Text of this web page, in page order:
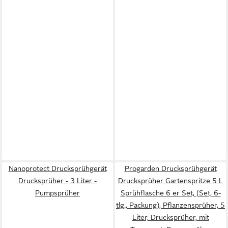
Nanoprotect Drucksprühgerät
Drucksprüher - 3 Liter -
Pumpsprüher
Progarden Drucksprühgerät
Drucksprüher Gartenspritze 5 L
Sprühflasche 6 er Set, (Set, 6-
tlg., Packung), Pflanzensprüher, 5
Liter, Drucksprüher, mit